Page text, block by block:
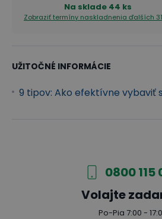
Na sklade 44 ks
Zobraziť termíny naskladnenia ďalších
UŽITOČNÉ INFORMÁCIE
9 tipov: Ako efektívne vybaviť
0800 115
Volajte
Po-Pia 7:00 -